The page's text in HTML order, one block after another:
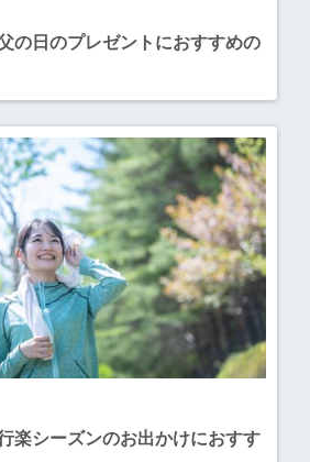
の日のプレゼントにおすすめの
楽シーズンのお出かけにおすす